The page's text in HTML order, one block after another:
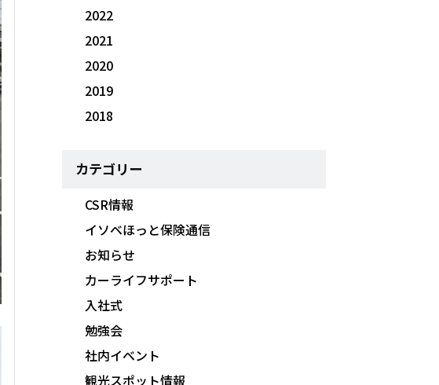
2022
2021
2020
2019
2018
カテゴリー
CSR情報
イソベほっと保険通信
お知らせ
カーライフサポート
入社式
勉強会
社内イベント
観光スポット情報